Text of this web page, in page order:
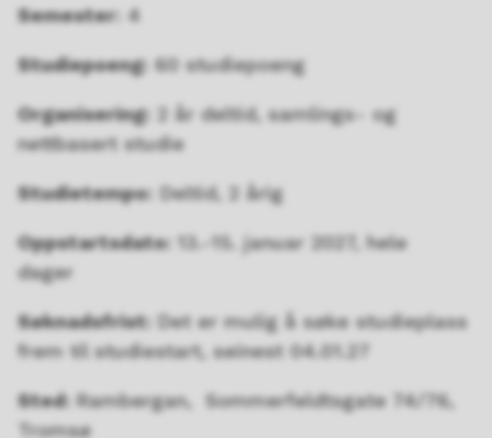
Semester: 4
Studiepoeng: 60 studiepoeng
Organisering: 2 år deltid, samlings- og
nettbasert studie
Studietempo: Deltid, 2 årig
Oppstartsdato: 13.-15. januar 2027, hele
dager
Søknadsfrist:
Det er mulig å søke studieplass
frem til studiestart, seinest 04.01.27
Sted: Rambergan, Sommerfeldtsgate 74/76,
Tromsø